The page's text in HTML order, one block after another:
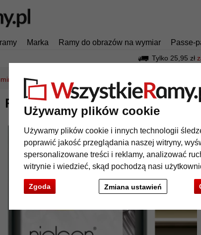
Używamy plików cookie
Używamy plików cookie i innych technologii
poprawić jakość przeglądania naszej witryny,
spersonalizowane treści i reklamy, analizować
witrynie i wiedzieć, skąd pochodzą nasi
Zgoda Zmiana ustawień
Marka Ramy do obrazów na wymiar Passe-
Tylko 25,95 zł
Rama aluminiowa na wymiar, profil